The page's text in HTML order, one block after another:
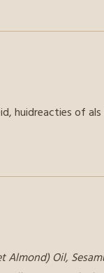
huidreacties of
Oil,